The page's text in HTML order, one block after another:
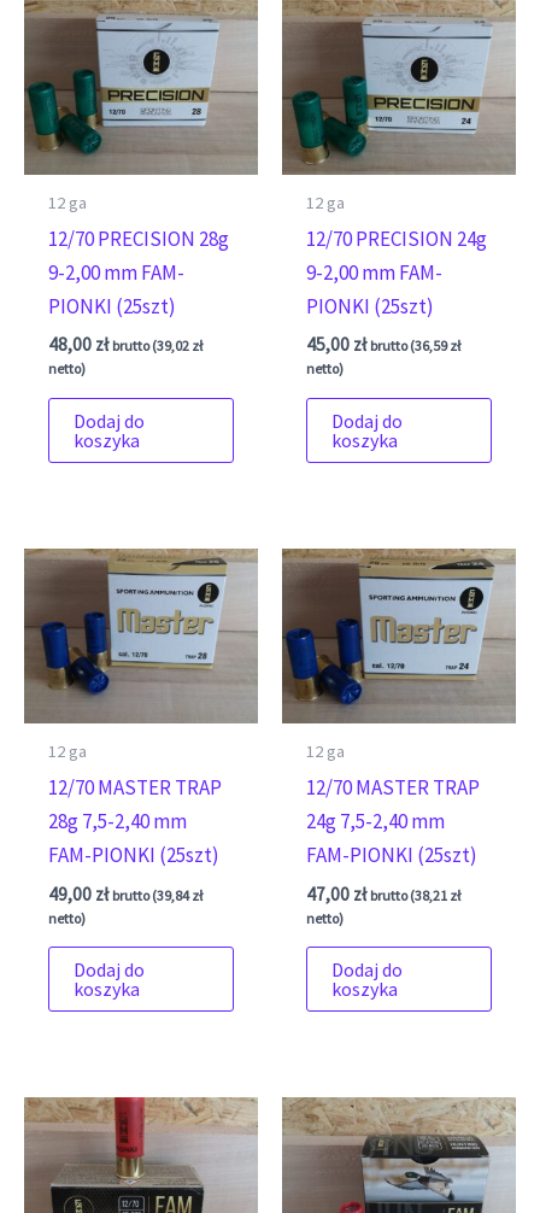
12 ga
12/70 PRECISION 28g
9-2,00 mm FAM-
PIONKI (25szt)
48,00 zł brutto (39,02 zł
netto)
Dodaj do
koszyka
12 ga
12/70 PRECISION 24g
9-2,00 mm FAM-
PIONKI (25szt)
45,00 zł brutto (36,59zł
netto)
Dodaj do
koszyka
12 ga
12/70 MASTER TRAP
28g 7,5-2,40 mm
FAM-PIONKI (25szt)
49,00 zł brutto (39,84zł
netto)
Dodaj do
koszyka
12 ga
12/70 MASTER TRAP
24g 7,5-2,40 mm
FAM-PIONKI (25szt)
47,00 zł brutto (38,21 zł
netto)
Dodaj do
koszyka